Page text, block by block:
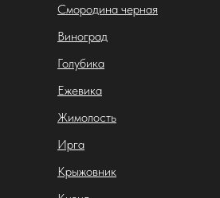
Смородина черная
Виноград
Голубика
Ежевика
Жимолость
Ирга
Крыжовник